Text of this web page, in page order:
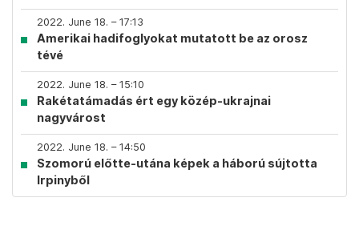
2022. June 18. – 17:13
Amerikai hadifoglyokat mutatott be az orosz
tévé
2022. June 18. – 15:10
Rakétatámadás ért egy közép-ukrajnai
nagyvárost
2022. June 18. – 14:50
Szomorú előtte-utána képek a háború sújtotta
Irpinyből